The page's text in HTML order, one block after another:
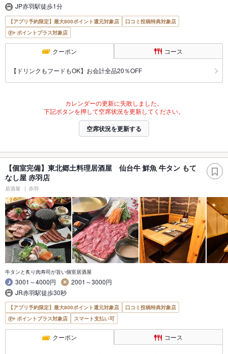
JP赤羽駅徒歩1分
【アプリ予約限定】最大800ポイント還元対象店
口コミ投稿特典対象店
ポイントプラス対象店
クーポン コース
【ドリンクもフードもOK】お会計全品20％OFF
カレンダーの更新に失敗しました。
下記ボタンを押して空席状況を更新してください。
空席状況を更新する
【個室完備】東北郷土料理居酒屋 仙台牛 鮮魚 牛タン もて
なし屋 赤羽店
居酒屋 赤羽
牛タンと炙り肉寿司が旨い個室居酒屋
3001～4000円
2001～3000円
JR赤羽駅徒歩30秒
【アプリ予約限定】最大800ポイント還元対象店
口コミ投稿特典対象店
ポイントプラス対象店
スマート支払い可
クーポン コース